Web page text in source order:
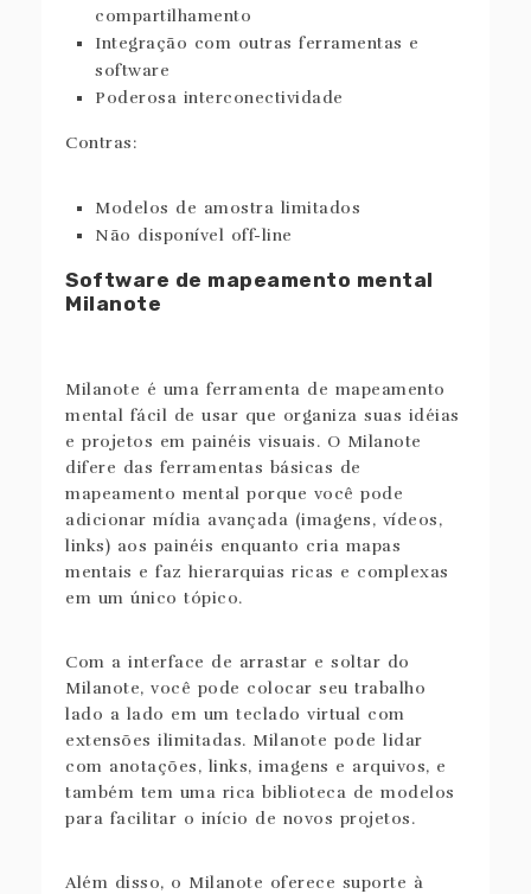
compartilhamento
Integração com outras ferramentas e
software
Poderosa interconectividade
Contras:
Modelos de amostra limitados
Não disponível off-line
Software de mapeamento mental
Milanote
Milanote é uma ferramenta de mapeamento
mental fácil de usar que organiza suas idéias
e projetos em painéis visuais. O Milanote
difere das ferramentas básicas de
mapeamento mental porque você pode
adicionar mídia avançada (imagens, vídeos,
links) aos painéis enquanto cria mapas
mentais e faz hierarquias ricas e complexas
em um único tópico.
Com a interface de arrastar e soltar do
Milanote, você pode colocar seu trabalho
lado a lado em um teclado virtual com
extensões ilimitadas. Milanote pode lidar
com anotações, links, imagens e arquivos, e
também tem uma rica biblioteca de modelos
para facilitar o início de novos projetos.
Além disso, o Milanote oferece suporte à